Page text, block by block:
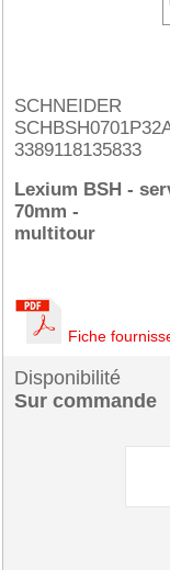
SCHNEIDER
3389118135833
Lexium BSH -
70mm -
multitour
Fiche
Disponibilité
Sur commande